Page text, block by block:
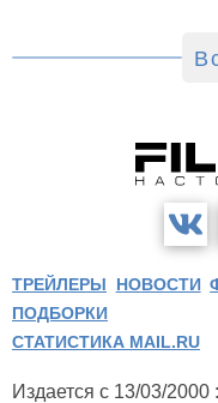
ТРЕЙЛЕРЫ НОВОСТИ
ПОДБОРКИ
СТАТИСТИКА MAIL.RU
Издается с 13/03/